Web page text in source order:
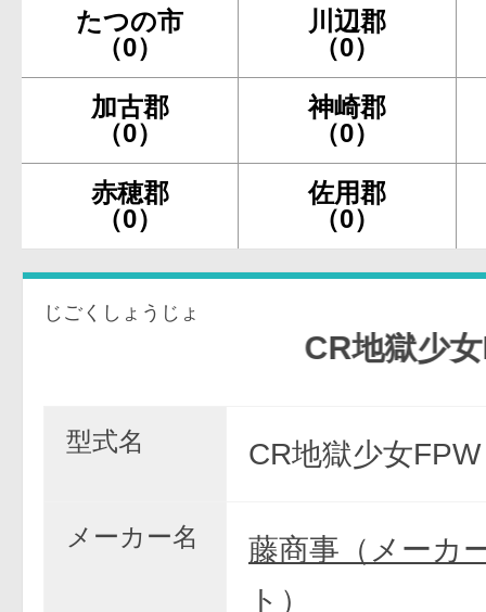
たつの市
（0）
川辺郡
（0）
加古郡
（0）
神崎郡
（0）
赤穂郡
（0）
佐用郡
（0）
じごくしょうじょ
CR地獄少女FPW
型式名 CR地獄少女FPW
メーカー名
藤商事（メーカ
ト）